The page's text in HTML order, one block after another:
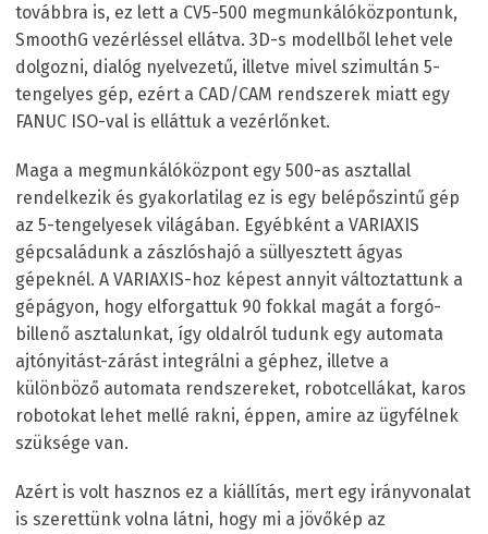
továbbra is, ez lett a CV5-500 megmunkálóközpontunk,
SmoothG vezérléssel ellátva. 3D-s modellből lehet vele
dolgozni, dialóg nyelvezetű, illetve mivel szimultán 5-
tengelyes gép, ezért a CAD/CAM rendszerek miatt egy
FANUC ISO-val is elláttuk a vezérlőnket.
Maga a megmunkálóközpont egy 500-as asztallal
rendelkezik és gyakorlatilag ez is egy belépőszintű gép
az 5-tengelyesek világában. Egyébként a VARIAXIS
gépcsaládunk a zászlóshajó a süllyesztett ágyas
gépeknél. A VARIAXIS-hoz képest annyit változtattunk a
gépágyon, hogy elforgattuk 90 fokkal magát a forgó-
billenő asztalunkat, így oldalról tudunk egy automata
ajtónyitást-zárást integrálni a géphez, illetve a
különböző automata rendszereket, robotcellákat, karos
robotokat lehet mellé rakni, éppen, amire az ügyfélnek
szüksége van.
Azért is volt hasznos ez a kiállítás, mert egy irányvonalat
is szerettünk volna látni, hogy mi a jövőkép az